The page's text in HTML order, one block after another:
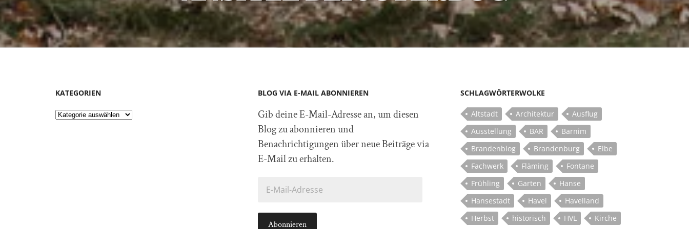
KATEGORIEN
Kategorien
BLOG VIA E-MAIL ABONNIEREN
Gib deine E-Mail-Adresse an, um diesen
Blog zu abonnieren und
Benachrichtigungen über neue Beiträge via
E-Mail zu erhalten.
Mail-
Abonnieren
SCHLAGWÖRTERWOLKE
Altstadt Architektur
Ausflug
Ausstellung
BAR
Barnim
Brandenblog
Brandenburg
Elbe
Fachwerk
Fläming
Fontane
Frühling
Garten
Hanse
Hansestadt
Havel
Havelland
Herbst
historisch HVL Kirche